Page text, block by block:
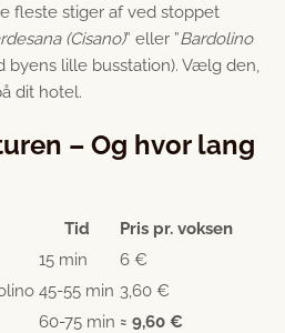
fleste stiger af ved stoppet
(Cisano)” eller ”Bardolino
byens lille busstation). Vælg den,
dit hotel.
– Og hvor lang
Tid
Pris pr. voksen
15 min
6 €
45-55 min 3,60 €
60-75 min ≈ 9,60 €